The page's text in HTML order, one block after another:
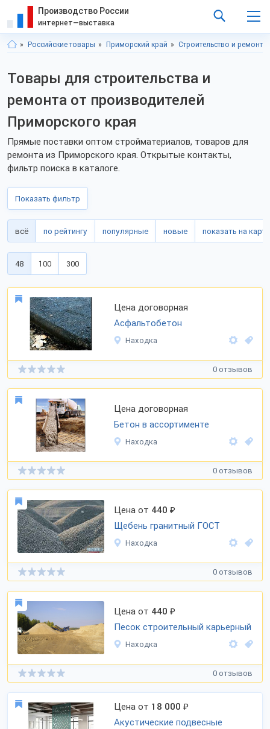
Производство России
интернет—выставка
Российские товары Приморский край Строительство и ремонт
Товары для строительства и
ремонта от производителей
Приморского края
Прямые поставки оптом стройматериалов, товаров для
ремонта из Приморского края. Открытые контакты,
фильтр поиска в каталоге.
Показать фильтр
всё по рейтингу популярные новые показать на карте
48 100 300
Цена договорная
Асфальтобетон
Находка
0 отзывов
Цена договорная
Бетон в ассортименте
Находка
0 отзывов
Цена от 440 ₽
Щебень гранитный ГОСТ
Находка
0 отзывов
Цена от 440 ₽
Песок строительный карьерный
Находка
0 отзывов
Цена от 18 000 ₽
Акустические подвесные